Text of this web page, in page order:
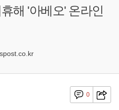
해 '아베오' 온라인
0